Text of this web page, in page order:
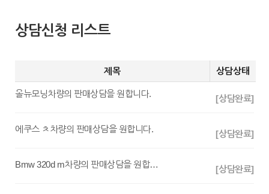
상담신청 리스트
제목 상담상태
올뉴모닝차량의 판매상담을 원합니다. [상담완료]
에쿠스 ㅊ차량의 판매상담을 원합니다. [상담완료]
Bmw 320d m차량의 판매상담을 원합니다. [상담완료]